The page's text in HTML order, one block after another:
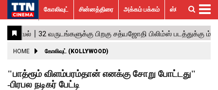
கோலிவுட்
சின்னத்திரை
பாலிவுட்
ஹாலிவுட்
அக்கம்
பக்கம்
ஸ்பெஷல்
ஸ்டோரீஸ்
விமர்சனம்
GALLERY
ACTRESS
ACTORS
MOVIESTILLS
VIDEOS
What’s
Hot
Trending
News
கோலிவுட் சின்னத்திரை அக்கம் பக்கம் ஸ்பெஷல் ஸ்டோரீஸ்
HOME கோலிவுட் (KOLLYWOOD)
"பாத்ரூம் விளம்பரம்தான் எனக்கு சோறு போட்டது"
-பிரபல நடிகர் பேட்டி